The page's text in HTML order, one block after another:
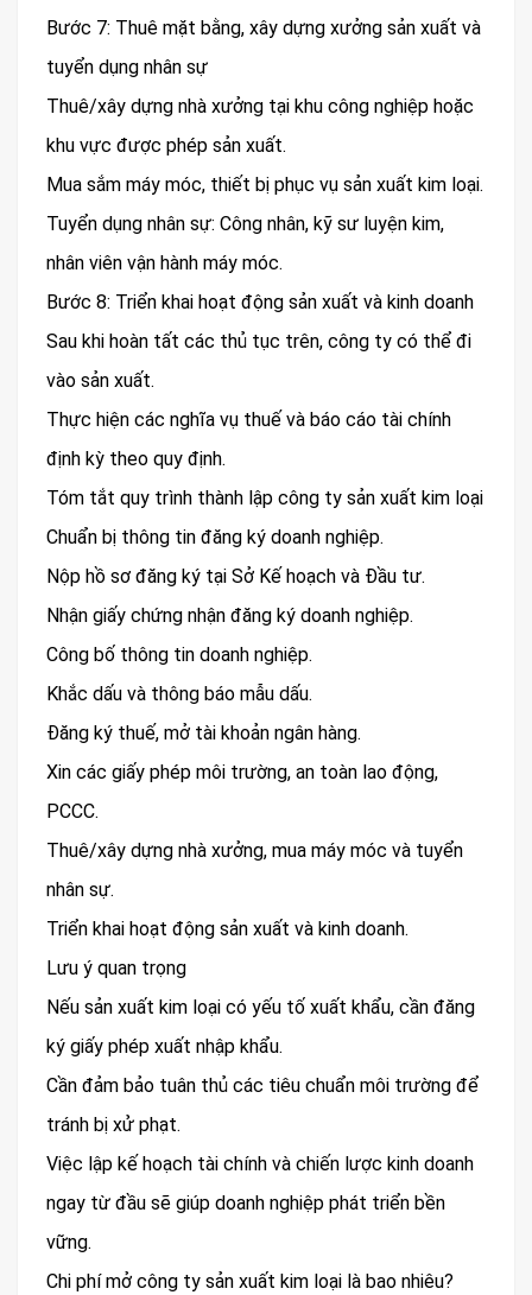
Bước 7: Thuê mặt bằng, xây dựng xưởng sản xuất và
tuyển dụng nhân sự
Thuê/xây dựng nhà xưởng tại khu công nghiệp hoặc
khu vực được phép sản xuất.
Mua sắm máy móc, thiết bị phục vụ sản xuất kim loại.
Tuyển dụng nhân sự: Công nhân, kỹ sư luyện kim,
nhân viên vận hành máy móc.
Bước 8: Triển khai hoạt động sản xuất và kinh doanh
Sau khi hoàn tất các thủ tục trên, công ty có thể đi
vào sản xuất.
Thực hiện các nghĩa vụ thuế và báo cáo tài chính
định kỳ theo quy định.
Tóm tắt quy trình thành lập công ty sản xuất kim loại
Chuẩn bị thông tin đăng ký doanh nghiệp.
Nộp hồ sơ đăng ký tại Sở Kế hoạch và Đầu tư.
Nhận giấy chứng nhận đăng ký doanh nghiệp.
Công bố thông tin doanh nghiệp.
Khắc dấu và thông báo mẫu dấu.
Đăng ký thuế, mở tài khoản ngân hàng.
Xin các giấy phép môi trường, an toàn lao động,
PCCC.
Thuê/xây dựng nhà xưởng, mua máy móc và tuyển
nhân sự.
Triển khai hoạt động sản xuất và kinh doanh.
Lưu ý quan trọng
Nếu sản xuất kim loại có yếu tố xuất khẩu, cần đăng
ký giấy phép xuất nhập khẩu.
Cần đảm bảo tuân thủ các tiêu chuẩn môi trường để
tránh bị xử phạt.
Việc lập kế hoạch tài chính và chiến lược kinh doanh
ngay từ đầu sẽ giúp doanh nghiệp phát triển bền
vững.
Chi phí mở công ty sản xuất kim loại là bao nhiêu?